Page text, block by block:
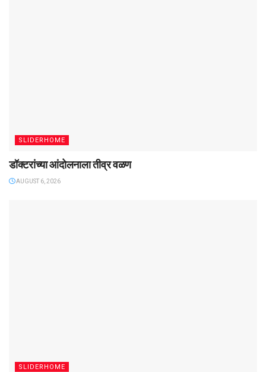
SLIDERHOME
डॉक्टरांच्या आंदोलनाला तीव्र वळण
AUGUST 6, 2026
SLIDERHOME